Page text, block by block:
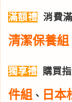
滿額禮 消費
清潔保養組
獨享禮 購買
件組 、 日